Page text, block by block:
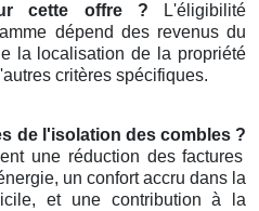
cette offre ? L'éligibilité
dépend des revenus du
la localisation de la propriété
critères spécifiques.
de l'isolation des combles ?
une réduction des factures
un confort accru dans la
et une contribution à la